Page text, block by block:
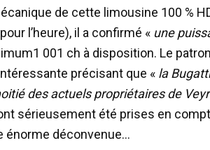
de cette limousine 100 %
l’heure), il a confirmé « une
001 ch à disposition. Le
précisant que « la
des actuels propriétaires de
sérieusement été prises en
énorme déconvenue…